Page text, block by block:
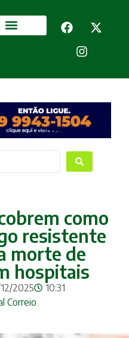
como
resistente
morte de
hospitais
2025
10:31
Correio